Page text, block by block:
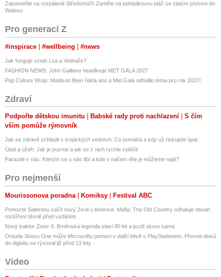
Zapomeňte na rozpálené Středomoří! Zamiřte na pohádkovou pláž se zlatým pískem do
Walesu
Pro generaci Z
#inspirace #wellbeing #news
Jak funguje vztah Lva a Vodnáře?
FASHION NEWS: John Galliano headlinuje MET GALA 2027
Pop Culture Wrap: Madison Beer řekla ano a Met Gala odhalilo téma pro rok 2027!
Zdraví
Podpořte dětskou imunitu Babské rady proti nachlazení
S čím
vším pomůže rýmovník
Jak se zdravě zchladit v tropických vedrech: Co pomáhá a kdy už riskujete úpal
Úpal a úžeh: Jak je poznat a jak se z nich rychle vyléčit
Parazité v nás: Kterým se u nás líbí a kde v našem těle je můžeme najít?
Pro nejmenší
Mourissonova poradna Komiksy Festival ABC
Pomozte Salierimu začít nový život v Americe. Mafia: The Old Country odhaluje obsah
rozšíření těsně před vydáním
Nový traktor Zetor 6: Brněnská legenda slaví 80 let a jezdí skoro sama
Ostuda Xboxu One může Microsoftu pomoci v další bitvě s PlayStationem. Převod disků
do digitálu se rýsoval již před 13 lety
Video